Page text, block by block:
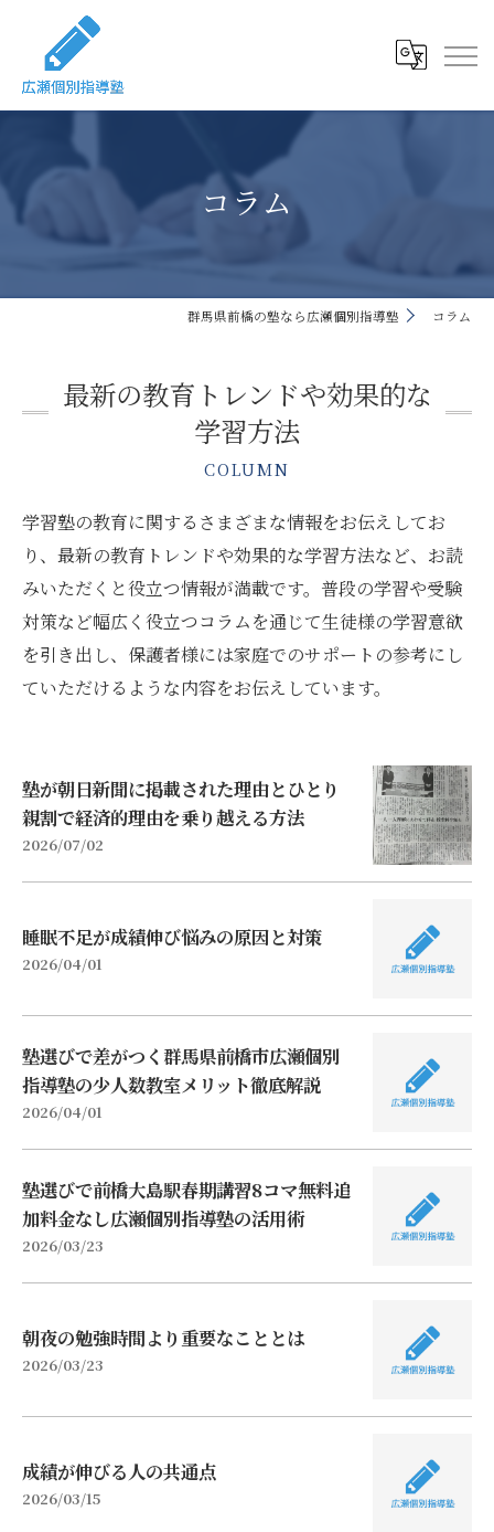
コラム
群馬県前橋の塾なら広瀬個別指導塾 コラム
最新の教育トレンドや効果的な
学習方法
COLUMN
学習塾の教育に関するさまざまな情報をお伝えしてお
り、最新の教育トレンドや効果的な学習方法など、お読
みいただくと役立つ情報が満載です。普段の学習や受験
対策など幅広く役立つコラムを通じて生徒様の学習意欲
を引き出し、保護者様には家庭でのサポートの参考にし
ていただけるような内容をお伝えしています。
塾が朝日新聞に掲載された理由とひとり
親割で経済的理由を乗り越える方法
2026/07/02
睡眠不足が成績伸び悩みの原因と対策
2026/04/01
塾選びで差がつく群馬県前橋市広瀬個別
指導塾の少人数教室メリット徹底解説
2026/04/01
塾選びで前橋大島駅春期講習8コマ無料追
加料金なし広瀬個別指導塾の活用術
2026/03/23
朝夜の勉強時間より重要なこととは
2026/03/23
成績が伸びる人の共通点
2026/03/15